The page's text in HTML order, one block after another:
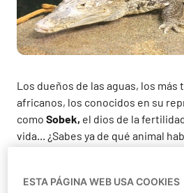
Los dueños de las aguas, los
africanos, los conocidos en su
como Sobek, el dios de la
vida... ¿Sabes ya de qué animal
Faraón, y a cuya muerte se
ESTA PÁGINA WEB USA COOKIES